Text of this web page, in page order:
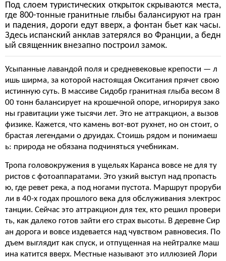
Под слоем туристических открыток скрываются места,
где 800-тонные гранитные глыбы балансируют на гран
и падения, дороги едут вверх, а фонтан бьет как часы.
Здесь испанский анклав затерялся во Франции, а бедн
ый священник внезапно построил замок.
Усыпанные лавандой поля и средневековые крепости — л
ишь ширма, за которой настоящая Окситания прячет свою
истинную суть. В массиве Сидобр гранитная глыба весом 8
00 тонн балансирует на крошечной опоре, игнорируя зако
ны гравитации уже тысячи лет. Это не аттракцион, а вызов
физике. Кажется, что камень вот-вот рухнет, но он стоит, о
брастая легендами о друидах. Стоишь рядом и понимаеш
ь: природа не обязана подчиняться учебникам.
Тропа головокружения в ущельях Каранса вовсе не для ту
ристов с фотоаппаратами. Это узкий выступ над пропасть
ю, где ревет река, а под ногами пустота. Маршрут проруби
ли в 40-х годах прошлого века для обслуживания электрос
танции. Сейчас это аттракцион для тех, кто решил провери
ть, как далеко готов зайти его страх высоты. В деревне Сир
ан дорога и вовсе издевается над чувством равновесия. По
дъем выглядит как спуск, и отпущенная на нейтралке маш
ина катится вверх. Местные называют это иллюзией Лори